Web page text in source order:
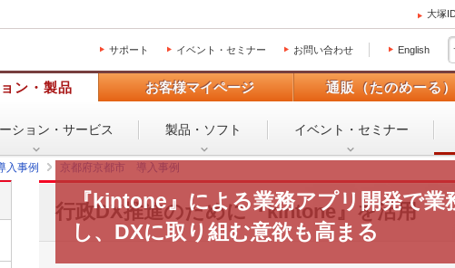
大塚
サポート イベント・セミナー お問い合わせ English
ン・製品 お客様マイページ 通販（たのめーる）
ション・ サービス 製品・ソフト イベント・ セミナー
入事例 京都府京都市 導入事例
行政DX推進のために『kintone』を活用
『kintone』による業務アプリ開発で業
し、DXに取り組む意欲も高まる